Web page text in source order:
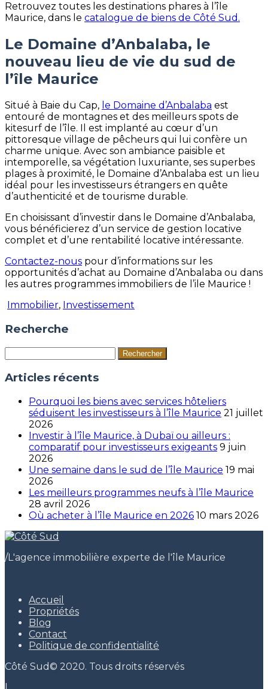
Retrouvez toutes les destinations phares à l’île
Maurice, dans le catalogue de biens de Côté Sud.
Le Domaine d’Anbalaba, le
nouveau lieu de vie du sud de
l’île Maurice
Situé à Baie du Cap, le Domaine d’Anbalaba est
entouré de montagnes et des meilleurs spots de
kitesurf de l’île. Il est implanté au cœur d’un
pittoresque village de pêcheurs qui lui confère un
charme unique. Avec son ambiance paisible et
intemporelle, sa végétation luxuriante, ses superbes
plages à proximité, le Domaine d’Anbalaba est un lieu
idéal pour les investisseurs étrangers en quête
d’authenticité et de tourisme durable.
En choisissant d’investir dans le Domaine d’Anbalaba,
vous bénéficierez d’un service de gestion locative
complet et d’une rentabilité locative intéressante.
Contactez-nous pour d’informations sur les
opportunités d’achat au Domaine d’Anbalaba ou dans
les autres programmes immobiliers de l’ile Maurice !
Immobilier, Investissement
Recherche
Articles récents
Pourquoi les biens avec services hôteliers
séduisent les investisseurs à l’île Maurice 21 juillet
2026
Investir à l’île Maurice, à Dubaï ou ailleurs :
comparatif pour investisseurs exigeants 9 juin
2026
Une semaine dans le sud de l’île Maurice 19 mai
2026
Les meilleurs programmes neufs à l’île Maurice
28 avril 2026
Où acheter à l’île Maurice en 2026 10 mars 2026
/L'agence immobilière experte de l'île Maurice
Accueil
Propriétés
Blog
Contact
Politique de confidentialité
Côté Sud© 2020. Tous droits réservés